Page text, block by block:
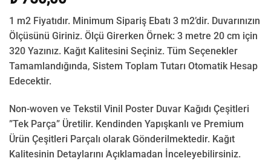
1 m2 Fiyatıdır. Minimum Sipariş Ebatı 3 m2’dir. Duvarınızın
Ölçüsünü Giriniz. Ölçü Girerken Örnek: 3 metre 20 cm için
320 Yazınız. Kağıt Kalitesini Seçiniz. Tüm Seçenekler
Tamamlandığında, Sistem Toplam Tutarı Otomatik Hesap
Edecektir.
Non-woven ve Tekstil Vinil Poster Duvar Kağıdı Çeşitleri
”Tek Parça” Üretilir. Kendinden Yapışkanlı ve Premium
Ürün Çeşitleri Parçalı olarak Gönderilmektedir. Kağıt
Kalitesinin Detaylarını Açıklamadan İnceleyebilirsiniz.